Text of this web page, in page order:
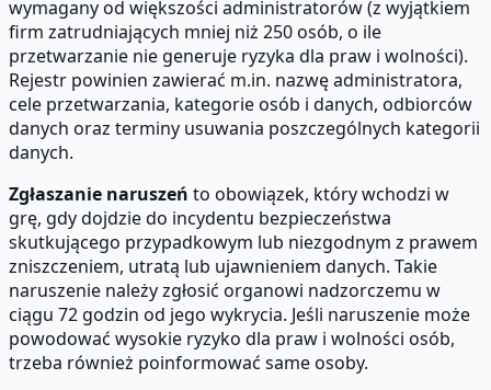
wymagany od większości administratorów (z wyjątkiem
firm zatrudniających mniej niż 250 osób, o ile
przetwarzanie nie generuje ryzyka dla praw i wolności).
Rejestr powinien zawierać m.in. nazwę administratora,
cele przetwarzania, kategorie osób i danych, odbiorców
danych oraz terminy usuwania poszczególnych kategorii
danych.
Zgłaszanie naruszeń to obowiązek, który wchodzi w
grę, gdy dojdzie do incydentu bezpieczeństwa
skutkującego przypadkowym lub niezgodnym z prawem
zniszczeniem, utratą lub ujawnieniem danych. Takie
naruszenie należy zgłosić organowi nadzorczemu w
ciągu 72 godzin od jego wykrycia. Jeśli naruszenie może
powodować wysokie ryzyko dla praw i wolności osób,
trzeba również poinformować same osoby.